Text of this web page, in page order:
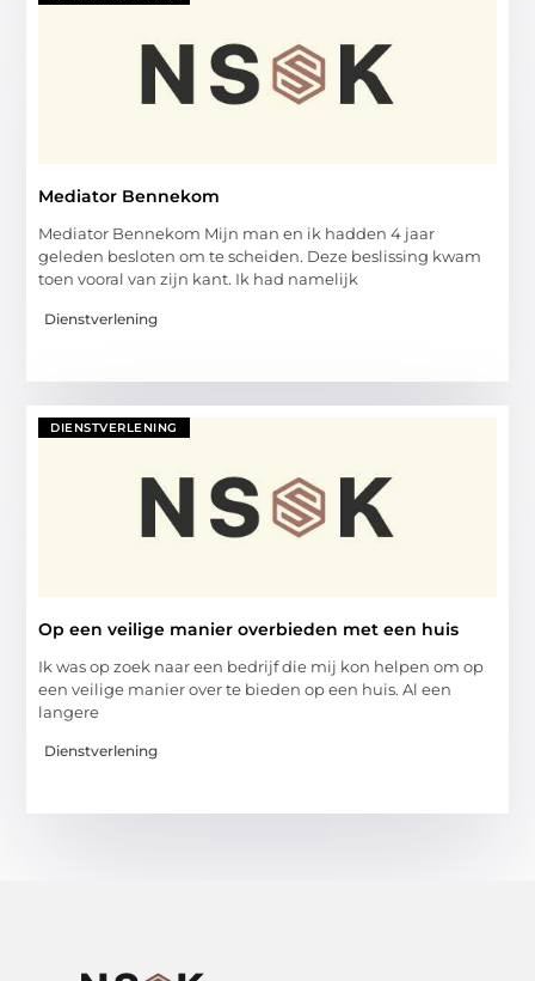
Mediator Bennekom
Mediator Bennekom Mijn man en ik hadden 4 jaar
geleden besloten om te scheiden. Deze beslissing kwam
toen vooral van zijn kant. Ik had namelijk
Dienstverlening
DIENSTVERLENING
Op een veilige manier overbieden met een huis
Ik was op zoek naar een bedrijf die mij kon helpen om op
een veilige manier over te bieden op een huis. Al een
langere
Dienstverlening